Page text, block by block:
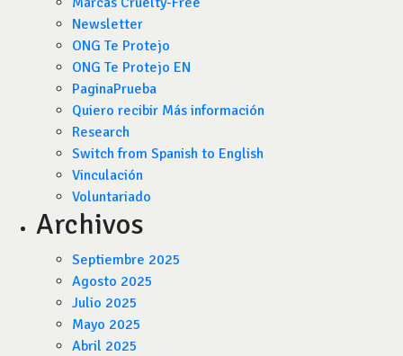
Newsletter
ONG Te Protejo
ONG Te Protejo EN
PaginaPrueba
Quiero recibir Más información
Research
Switch from Spanish to English
Vinculación
Voluntariado
Archivos
Septiembre 2025
Agosto 2025
Julio 2025
Mayo 2025
Abril 2025